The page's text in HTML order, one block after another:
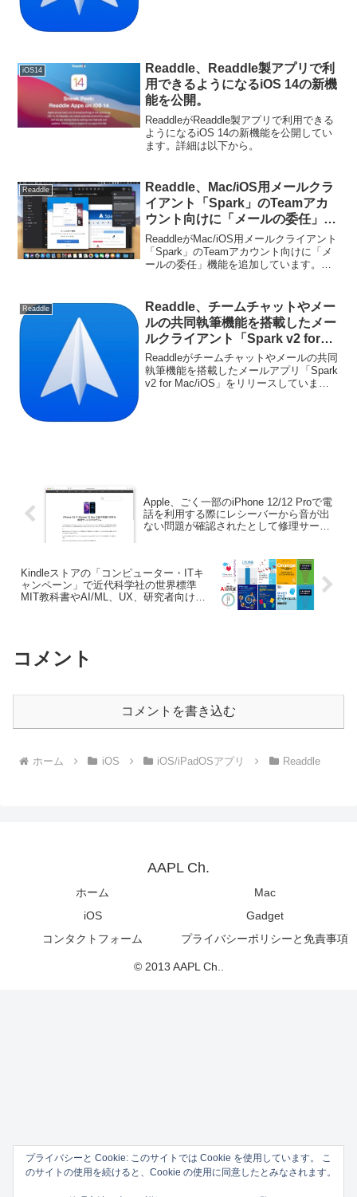
iOS14
Readdle、Readdle製アプリで利
用できるようになるiOS 14の新機
能を公開。
ReaddleがReaddle製アプリで利用できる
ようになるiOS 14の新機能を公開してい
ます。詳細は以下から。
Readdle
Readdle、Mac/iOS用メールクラ
イアント「Spark」のTeamアカ
ウント向けに「メールの委任」機
能を追加。
ReaddleがMac/iOS用メールクライアント
「Spark」のTeamアカウント向けに「メ
ールの委任」機能を追加しています。詳
Readdle
Readdle、チームチャットやメー
ルの共同執筆機能を搭載したメー
ルクライアント「Spark v2 for
Mac/iOS」をリリース。
Readdleがチームチャットやメールの共同
執筆機能を搭載したメールアプリ「Spark
v2 for Mac/iOS」をリリースしていま
Apple、ごく一部のiPhone 12/12 Proで電
話を利用する際にレシーバーから音が出
ない問題が確認されたとして修理サービ
Kindleストアの「コンピューター・ITキ
ャンペーン」で近代科学社の世界標準
MIT教科書やAI/ML、UX、研究者向け書
コメント
コメントを書き込む
ホーム iOS iOS/iPadOSアプリ Readdle
AAPL Ch.
ホーム
Mac
iOS
Gadget
コンタクトフォーム
プライバシーポリシーと免責事項
© 2013 AAPL Ch..
プライバシーと Cookie: このサイトでは Cookie を使用しています。 こ
のサイトの使用を続けると、Cookie の使用に同意したとみなされます。